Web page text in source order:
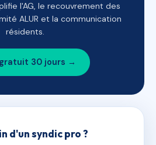
l'AG, le recouvrement des
ALUR et la communication
résidents.
30 jours →
d'un syndic pro ?